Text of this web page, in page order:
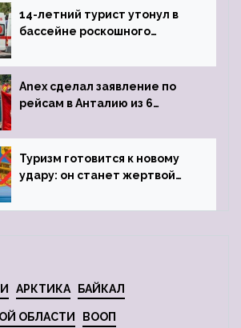
14-летний турист утонул в
бассейне роскошного
Anex сделал заявление по
рейсам в Анталию из 6
Туризм готовится к новому
удару: он станет жертвой
АРКТИКА БАЙКАЛ
ОБЛАСТИ ВООП